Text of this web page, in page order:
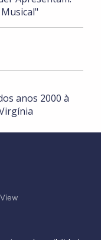
anos 2000 à